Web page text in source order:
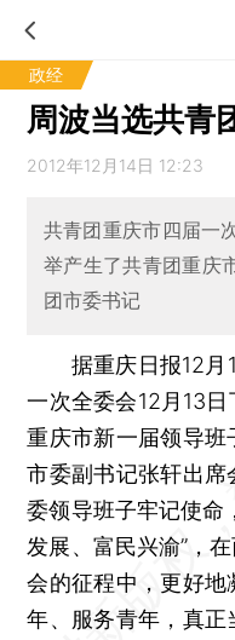
政经
周波当选共青
2012年12月14日 12:23
共青团重庆市四届一
举产生了共青团重庆
团市委书记
据重庆日报12月
一次全委会12月13
重庆市新一届领导班
市委副书记张轩出
委领导班子牢记使命
发展、富民兴渝”，
会的征程中，更好
年、服务青年，真